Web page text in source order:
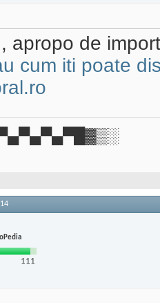
apropo de
cum iti poate
111